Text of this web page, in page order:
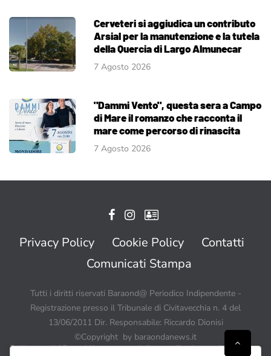
Cerveteri si aggiudica un contributo
Arsial per la manutenzione e la tutela
della Quercia di Largo Almunecar
7 Agosto 2026
"Dammi Vento", questa sera a Campo
di Mare il romanzo che racconta il
mare come percorso di rinascita
7 Agosto 2026
Privacy Policy Cookie Policy
Contatti
Comunicati Stampa
Tutti i diritti riservati Baraond@ Periodico Indipendente -
Registrazione presso il Tribunale di Civitavecchia n. 4 del
13/06/2011 Dir. Responsabile: Riccardo Dionisi
©Copyright by baraondanews.it
Tutti i contenuti di BaraondaNews possono quindi essere utilizzati a patto di citare sempre
Baraondanews.it come fonte ed inserire un link o un collegamento visibile a